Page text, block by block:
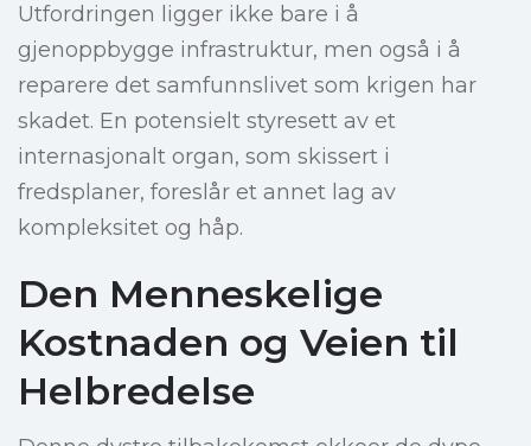
Utfordringen ligger ikke bare i å
gjenoppbygge infrastruktur, men også i å
reparere det samfunnslivet som krigen har
skadet. En potensielt styresett av et
internasjonalt organ, som skissert i
fredsplaner, foreslår et annet lag av
kompleksitet og håp.
Den Menneskelige
Kostnaden og Veien til
Helbredelse